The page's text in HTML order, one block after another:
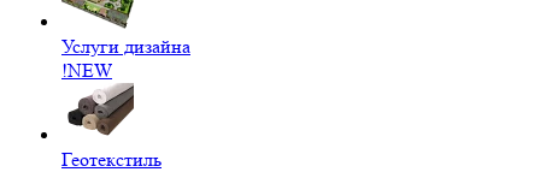
Услуги дизайна
!NEW
Геотекстиль